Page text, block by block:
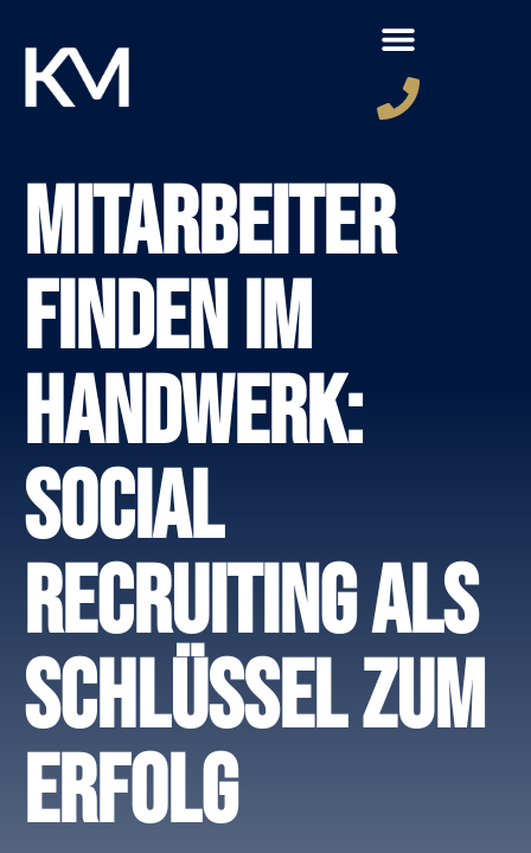
Mitarbeiter
finden im
Handwerk:
Social
Recruiting als
Schlüssel zum
Erfolg